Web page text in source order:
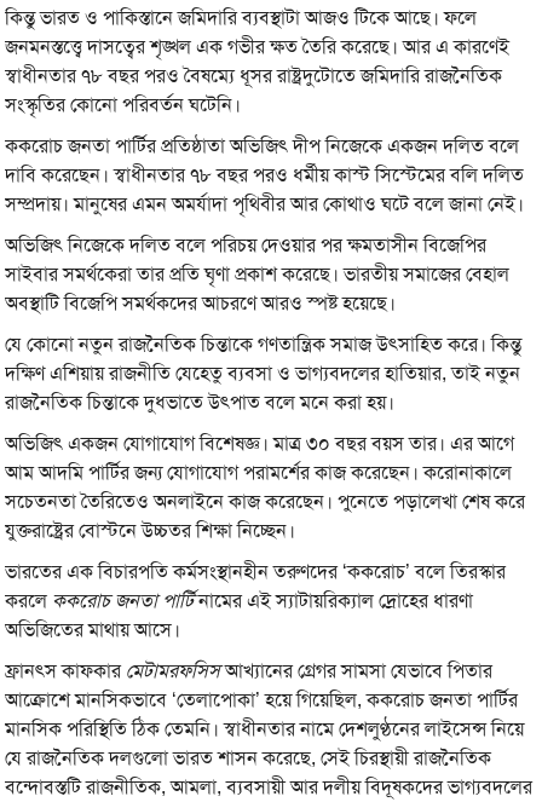
কিন্তু ভারত ও পাকিস্তানে জমিদারি ব্যবস্থাটা আজও টিকে আছে। ফলে
জনমনস্তত্ত্বে দাসত্বের শৃঙ্খল এক গভীর ক্ষত তৈরি করেছে। আর এ কারণেই
স্বাধীনতার ৭৮ বছর পরও বৈষম্যে ধূসর রাষ্ট্রদুটোতে জমিদারি রাজনৈতিক
সংস্কৃতির কোনো পরিবর্তন ঘটেনি।
ককরোচ জনতা পার্টির প্রতিষ্ঠাতা অভিজিৎ দীপ নিজেকে একজন দলিত বলে
দাবি করেছেন। স্বাধীনতার ৭৮ বছর পরও ধর্মীয় কাস্ট সিস্টেমের বলি দলিত
সম্প্রদায়। মানুষের এমন অমর্যাদা পৃথিবীর আর কোথাও ঘটে বলে জানা নেই।
অভিজিৎ নিজেকে দলিত বলে পরিচয় দেওয়ার পর ক্ষমতাসীন বিজেপির
সাইবার সমর্থকেরা তার প্রতি ঘৃণা প্রকাশ করেছে। ভারতীয় সমাজের বেহাল
অবস্থাটি বিজেপি সমর্থকদের আচরণে আরও স্পষ্ট হয়েছে।
যে কোনো নতুন রাজনৈতিক চিন্তাকে গণতান্ত্রিক সমাজ উৎসাহিত করে। কিন্তু
দক্ষিণ এশিয়ায় রাজনীতি যেহেতু ব্যবসা ও ভাগ্যবদলের হাতিয়ার, তাই নতুন
রাজনৈতিক চিন্তাকে দুধভাতে উৎপাত বলে মনে করা হয়।
অভিজিৎ একজন যোগাযোগ বিশেষজ্ঞ। মাত্র ৩০ বছর বয়স তার। এর আগে
আম আদমি পার্টির জন্য যোগাযোগ পরামর্শের কাজ করেছেন। করোনাকালে
সচেতনতা তৈরিতেও অনলাইনে কাজ করেছেন। পুনেতে পড়ালেখা শেষ করে
যুক্তরাষ্ট্রের বোস্টনে উচ্চতর শিক্ষা নিচ্ছেন।
ভারতের এক বিচারপতি কর্মসংস্থানহীন তরুণদের ‘ককরোচ’ বলে তিরস্কার
করলে ককরোচ জনতা পার্টিনামের এই স্যাটায়রিক্যাল দ্রোহের ধারণা
অভিজিতের মাথায় আসে।
ফ্রানৎস কাফকারমেটামরফসিসআখ্যানের গ্রেগর সামসা যেভাবে পিতার
আক্রোশে মানসিকভাবে ‘তেলাপোকা’ হয়ে গিয়েছিল, ককরোচ জনতা পার্টির
মানসিক পরিস্থিতি ঠিক তেমনি। স্বাধীনতার নামে দেশলুণ্ঠনের লাইসেন্স নিয়ে
যে রাজনৈতিক দলগুলো ভারত শাসন করেছে, সেই চিরস্থায়ী রাজনৈতিক
বন্দোবস্তটি রাজনীতিক, আমলা, ব্যবসায়ী আর দলীয় বিদূষকদের ভাগ্যবদলের